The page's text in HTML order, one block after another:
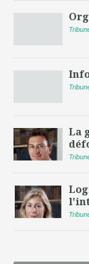
La